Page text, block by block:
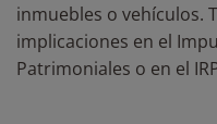
inmuebles o vehículos.
implicaciones en el
Patrimoniales o en el